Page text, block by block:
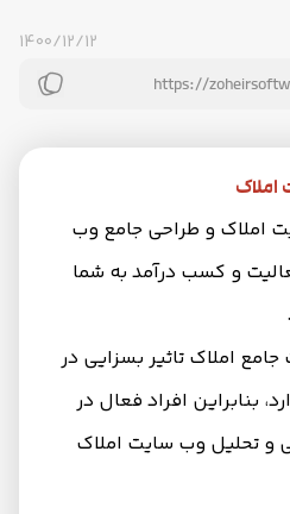
1400/12/12
املاک و طراحی جامع وب
و کسب درآمد به شما
املاک تاثیر بسزایی در
بنابراین افراد فعال در
و تحلیل وب سایت املاک